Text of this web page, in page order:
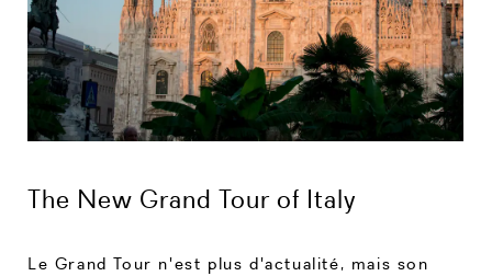
The New Grand Tour of Italy
Le Grand Tour n'est plus d'actualité, mais son